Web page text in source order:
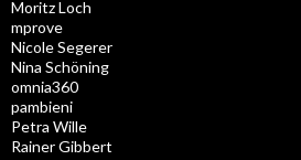
Moritz Loch
mprove
Nicole Segerer
Nina Schöning
omnia360
pambieni
Petra Wille
Rainer Gibbert